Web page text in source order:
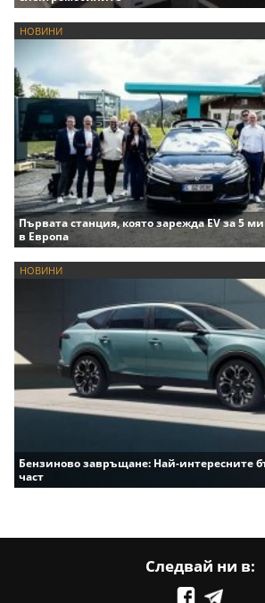
НОВИНИ
Първата станция, която зарежда EV за 5
в Европа
НОВИНИ
Бензиново завръщане: Най-интересните
част
Следвай ни в: